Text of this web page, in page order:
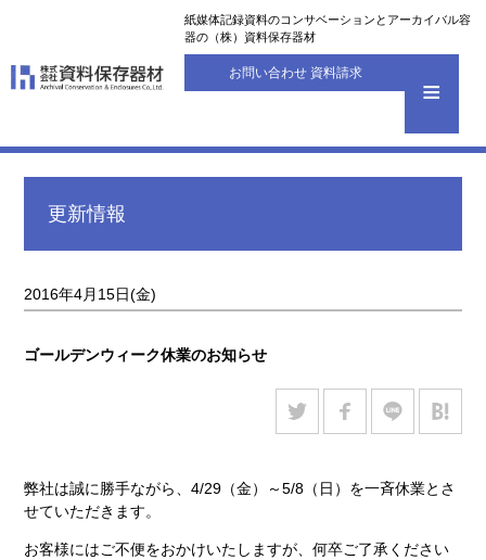
紙媒体記録資料のコンサベーションとアーカイバル容
器の（株）資料保存器材
お問い合わせ 資料請求
更新情報
2016年4月15日(金)
ゴールデンウィーク休業のお知らせ
弊社は誠に勝手ながら、4/29（金）～5/8（日）を一斉休業とさ
せていただきます。
お客様にはご不便をおかけいたしますが、何卒ご了承ください